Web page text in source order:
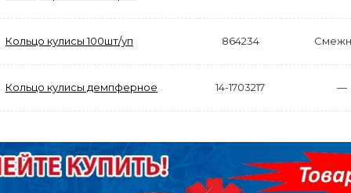
Кольцо кулисы 100шт/уп 864234
Кольцо кулисы демпферное 14-1703217 —